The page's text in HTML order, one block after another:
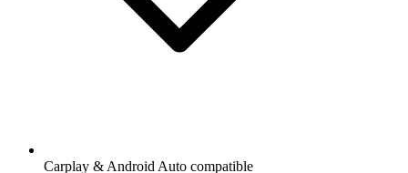
Carplay & Android Auto compatible